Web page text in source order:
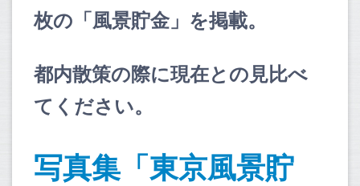
枚の「風景貯金」を掲載。
都内散策の際に現在との見比べ
てください。
写真集「東京風景貯